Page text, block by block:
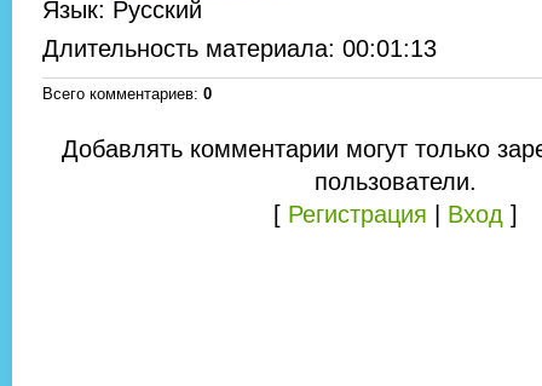
Язык: Русский
Длительность материала: 00:01:13
Всего комментариев: 0
Добавлять комментарии могут только
пользователи.
[ Регистрация Вход ]